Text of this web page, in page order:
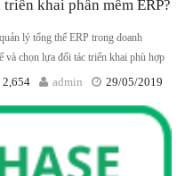
khai phần mềm ERP?
lý tổng thể ERP trong doanh
và chọn lựa đối tác triển khai phù hợp
29/05/2019
admin
2,654